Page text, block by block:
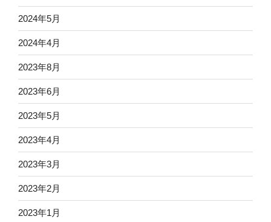
2024年5月
2024年4月
2023年8月
2023年6月
2023年5月
2023年4月
2023年3月
2023年2月
2023年1月